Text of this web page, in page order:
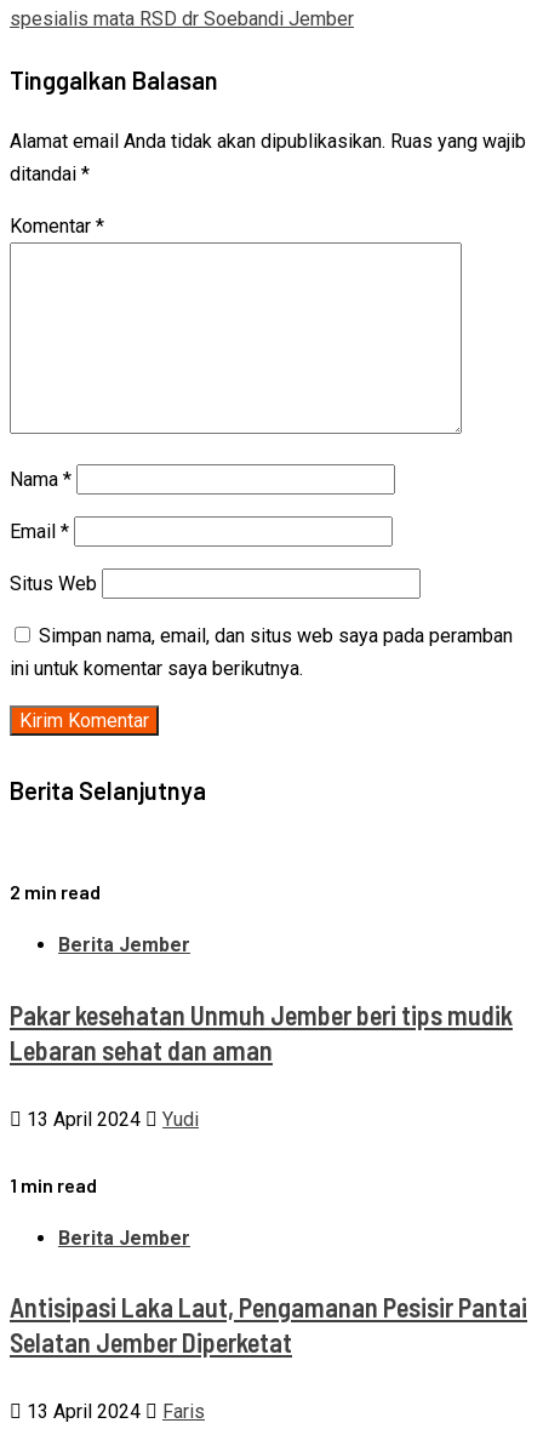
spesialis mata RSD dr Soebandi Jember
Tinggalkan Balasan
Alamat email Anda tidak akan dipublikasikan. Ruas yang wajib
ditandai *
Komentar *
Nama *
Email *
Situs Web
Simpan nama, email, dan situs web saya pada peramban
ini untuk komentar saya berikutnya.
Berita Selanjutnya
2 min read
Berita Jember
Pakar kesehatan Unmuh Jember beri tips mudik
Lebaran sehat dan aman
13 April 2024 Yudi
1 min read
Berita Jember
Antisipasi Laka Laut, Pengamanan Pesisir Pantai
Selatan Jember Diperketat
13 April 2024 Faris